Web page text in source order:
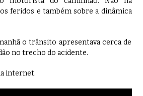
feridos e também sobre a dinâmica
o trânsito apresentava cerca de
no trecho do acidente.
internet.